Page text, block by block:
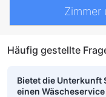
Zimmer
Häufig gestellte
Bietet die Unterkunft
einen Wäscheservice